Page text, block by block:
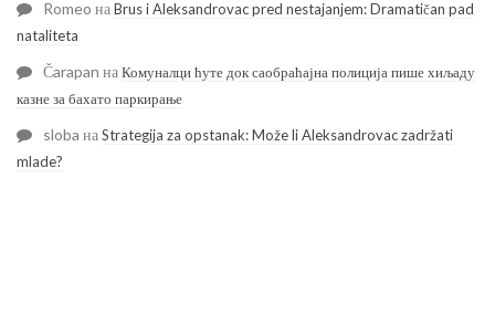
Romeo наBrus i Aleksandrovac pred nestajanjem: Dramatičan pad
nataliteta
Čarapan наКомуналци ћуте док саобраћајна полиција пише хиљаду
казне за бахато паркирање
sloba наStrategija za opstanak: Može li Aleksandrovac zadržati
mlade?